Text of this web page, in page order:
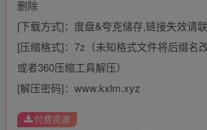
删除
[下载方式]：度盘&夸克储存,链接失效请
[压缩格式]：7z（未知格式文件将后缀名
或者360压缩工具解压）
[解压密码]：www.kxlm.xyz
付费资源